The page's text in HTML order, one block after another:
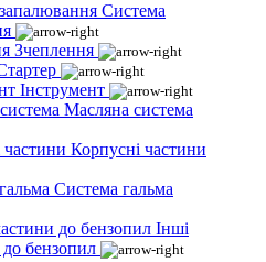
Система
Зчеплення
Інструмент
Масляна система
Корпусні частини
Система гальма
Інші
бензопил